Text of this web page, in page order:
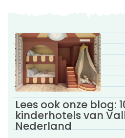
Na een dag vol waterpret en
weer aan bij de hotelsteiger en
heerlijk diner. Dit is hét startpunt
Fries avontuur met de kinderen.
Kindvriendelijk overnachten in stijl
Bij Valk Exclusief Hotel
gezin in kamers waar je direct
Het hotel beschikt over
Naast het hotel ligt een
appartementenvoor 2, 4 of 6
Lees ook onze blog:
kinderhotels van
Nederland